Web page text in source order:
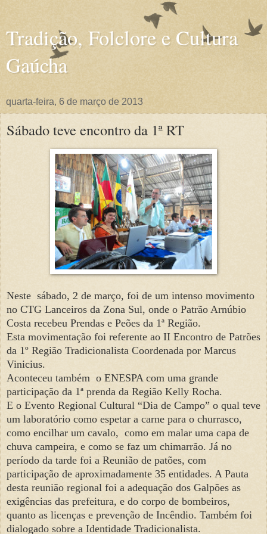
Tradição, Folclore e Cultura
Gaúcha
quarta-feira, 6 de março de 2013
Sábado teve encontro da 1ª RT
Neste sábado, 2 de março, foi de um intenso movimento
no CTG Lanceiros da Zona Sul, onde o Patrão Arnúbio
Costa recebeu Prendas e Peões da 1ª Região.
Esta movimentação foi referente ao II Encontro de Patrões
da 1º Região Tradicionalista Coordenada por Marcus
Vinicius.
Aconteceu também o ENESPA com uma grande
participação da 1ª prenda da Região Kelly Rocha.
E o Evento Regional Cultural “Dia de Campo” o qual teve
um laboratório como espetar a carne para o churrasco,
como encilhar um cavalo, como em malar uma capa de
chuva campeira, e como se faz um chimarrão. Já no
período da tarde foi a Reunião de patões, com
participação de aproximadamente 35 entidades. A Pauta
desta reunião regional foi a adequação dos Galpões as
exigências das prefeitura, e do corpo de bombeiros,
quanto as licenças e prevenção de Incêndio. Também foi
dialogado sobre a Identidade Tradicionalista.